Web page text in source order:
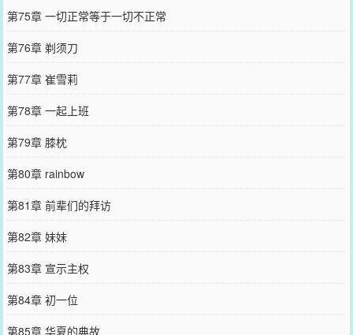
第75章 一切正常等于一切不正常
第76章 剃须刀
第77章 崔雪莉
第78章 一起上班
第79章 膝枕
第80章 rainbow
第81章 前辈们的拜访
第82章 妹妹
第83章 宣示主权
第84章 初一位
第85章 华夏的典故